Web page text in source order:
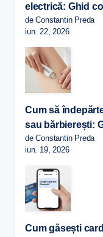
electrică: Ghid
de Constantin Preda
iun. 22, 2026
Cum să
sau bărbierești:
de Constantin Preda
iun. 19, 2026
Cum găsești